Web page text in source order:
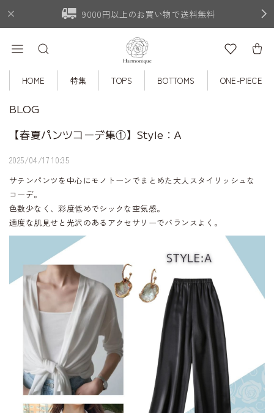
9000円以上のお買い物で送料無料
HOME 特集 TOPS BOTTOMS ONE-PIECE
BLOG
【春夏パンツコーデ集①】Style：A
2025/04/17 10:35
サテンパンツを中心にモノトーンでまとめた大人スタイリッシュな
コーデ。
色数少なく、彩度低めでシックな空気感。
適度な肌見せと光沢のあるアクセサリーでバランスよく。